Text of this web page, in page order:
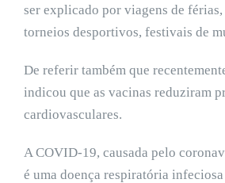
ser explicado por viagens de férias,
torneios desportivos, festivais de
De referir também que
indicou que as vacinas reduziram
cardiovasculares.
A COVID-19, causada pelo
é uma doença respiratória